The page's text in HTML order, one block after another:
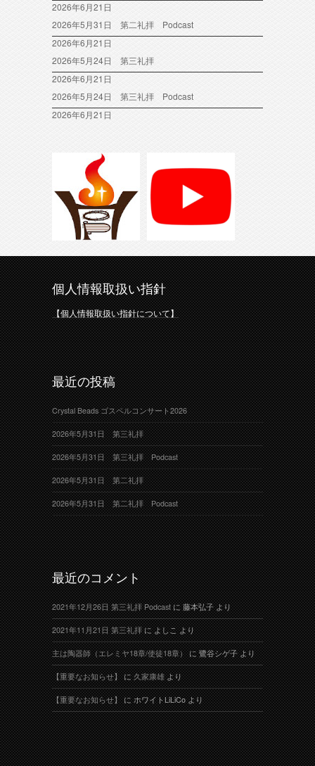
2026年6月21日
2026年5月31日 第二礼拝 Podcast
2026年6月21日
2026年5月24日 第三礼拝
2026年6月21日
2026年5月24日 第三礼拝 Podcast
2026年6月21日
個人情報取扱い指針
【個人情報取扱い指針について】
最近の投稿
Crystal Beads ゴスペルコンサート2026
2026年5月31日 第三礼拝
2026年5月31日 第三礼拝 Podcast
2026年5月31日 第二礼拝
2026年5月31日 第二礼拝 Podcast
最近のコメント
2021年12月26日 第三礼拝 Podcastに藤本弘子より
2021年11月21日 第三礼拝によしこより
主は陶器師（エレミヤ18章/使徒18章）に鷺谷シゲ子より
【重要なお知らせ】に久家康雄より
【重要なお知らせ】にホワイトLiLiCoより